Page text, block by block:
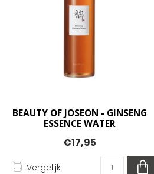
BEAUTY OF JOSEON - GINSENG
ESSENCE WATER
€17,95
Vergelijk